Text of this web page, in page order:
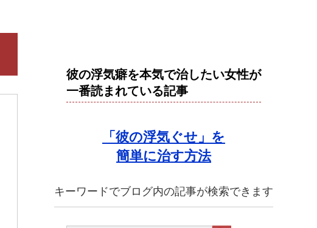
彼の浮気癖を本気で治したい女性が
一番読まれている記事
「彼の浮気ぐせ」を
簡単に治す方法
キーワードでブログ内の記事が検索できます